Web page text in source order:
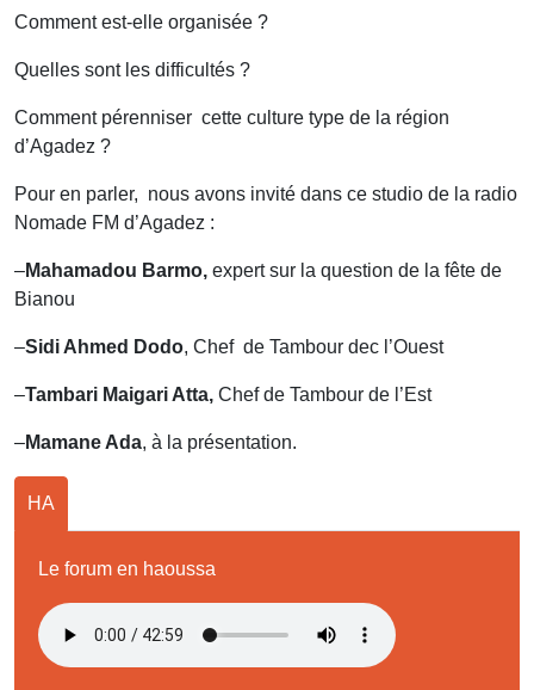
Comment est-elle organisée ?
Quelles sont les difficultés ?
Comment pérenniser cette culture type de la région
d’Agadez ?
Pour en parler, nous avons invité dans ce studio de la radio
Nomade FM d’Agadez :
–Mahamadou Barmo, expert sur la question de la fête de
Bianou
–Sidi Ahmed Dodo, Chef de Tambour dec l’Ouest
–Tambari Maigari Atta, Chef de Tambour de l’Est
–Mamane Ada, à la présentation.
HA
Le forum en haoussa